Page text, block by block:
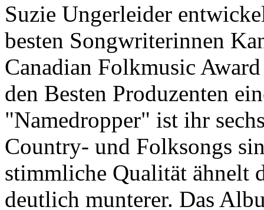
Suzie Ungerleider
besten Songwriterinnen
Canadian Folkmusic
den Besten Produzenten
"Namedropper" ist ihr
Country- und Folksongs
stimmliche Qualität ähnelt
deutlich munterer. Das